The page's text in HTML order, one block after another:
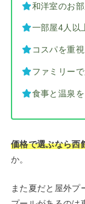
和洋室のお
一部屋4人以
コスパを重
ファミリー
食事と温泉
価格で選ぶなら西
か。
また夏だと屋外プ